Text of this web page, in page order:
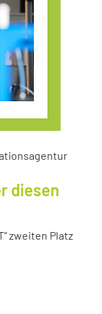
diesen
zweiten Platz